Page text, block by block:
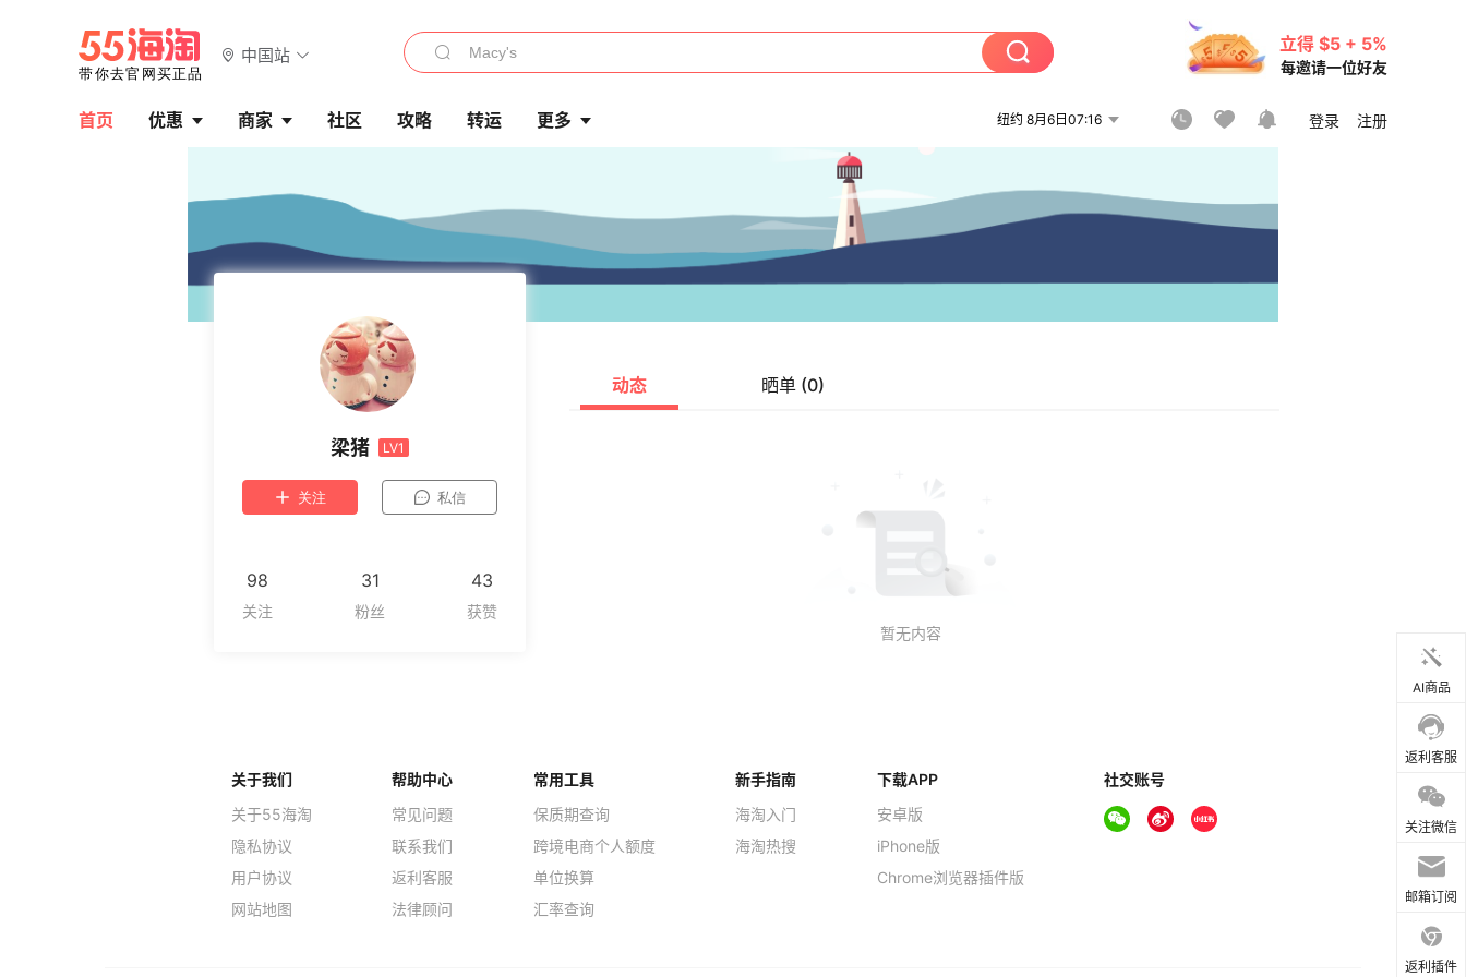
中国站
立得 $5 + 5%
每邀请一位好友
首页 优惠 商家 社区 攻略 转运 更多 纽约 8月6日07:16 登录 注册
梁猪 LV1
关注 私信
98 31 43
动态 晒单 (0)
AI商品
返利客服
关注微信
邮箱订阅
返利插件
关于我们
关于55海淘
隐私协议
用户协议
网站地图
帮助中心
常见问题
联系我们
返利客服
法律顾问
常用工具
保质期查询
跨境电商个人额度
单位换算
汇率查询
新手指南
海淘入门
海淘热搜
下载APP
安卓版
iPhone版
Chrome浏览器插件版
社交账号